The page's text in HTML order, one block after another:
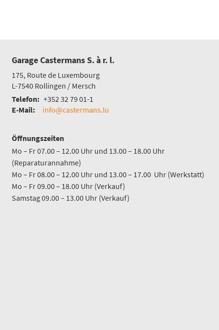
Garage Castermans S. à r. l.
175, Route de Luxembourg
L-7540 Rollingen / Mersch
Telefon: +352 32 79 01-1
E-Mail:
info@castermans.lu
Öffnungszeiten
Mo – Fr 07.00 – 12.00 Uhr und 13.00 – 18.00 Uhr
(Reparaturannahme)
Mo – Fr 08.00 – 12.00 Uhr und 13.00 – 17.00 Uhr (Werkstatt)
Mo – Fr 09.00 – 18.00 Uhr (Verkauf)
Samstag 09.00 – 13.00 Uhr (Verkauf)